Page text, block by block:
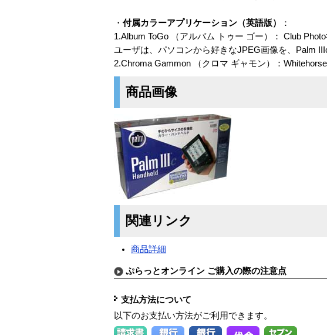
・ 付属カラーアプリケーション（英語版）
：
1.Album ToGo （アルバム トゥー ゴー）： Club
ユーザは、パソコンから好きなJPEG画像を、Palm
2.Chroma Gammon （クロマ ギャモン）：
商品画像
関連リンク
商品詳細
ぷらっとオンライン ご購入の際の注意点
支払方法について
以下のお支払い方法がご利用できます。